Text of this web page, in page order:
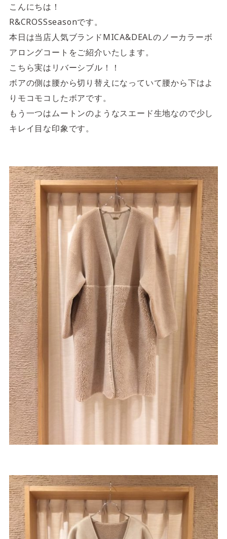
こんにちは！
R&CROSSseasonです。
本日は当店人気ブランドMICA&DEALのノーカラーボ
アロングコートをご紹介いたします。
こちら実はリバーシブル！！
ボアの側は腰から切り替えになっていて腰から下はよ
りモコモコしたボアです。
もう一つはムートンのようなスエード生地なので少し
キレイ目な印象です。